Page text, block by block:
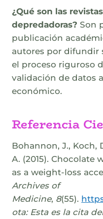
¿Qué son las
depredadoras? Son
publicación
autores por difundir
el proceso riguroso
validación de datos
económico.
Referencia
Bohannon, J., Koch,
A. (2015).
as a weight-loss
Archives of
Medicine, 8(55).
ota: Esta es la cita